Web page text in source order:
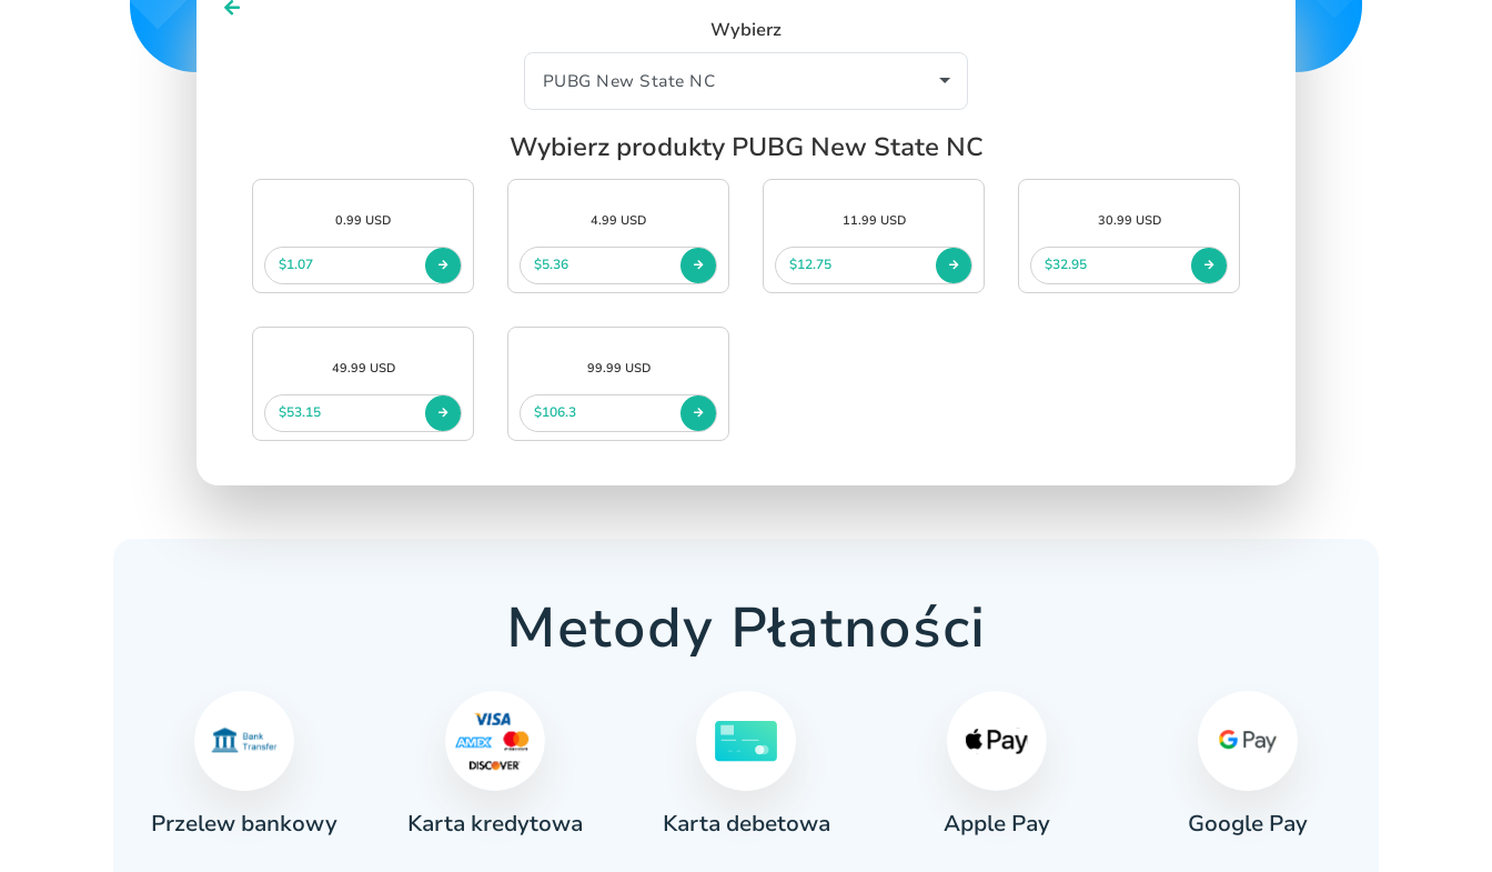
Wybierz
Wybierz produkty PUBG New State NC
0.99 USD
$1.07
4.99 USD
$5.36
11.99 USD
$12.75
30.99 USD
$32.95
49.99 USD
$53.15
99.99 USD
$106.3
Metody Płatności
Przelew bankowy Karta kredytowa Karta debetowa Apple Pay Google Pay